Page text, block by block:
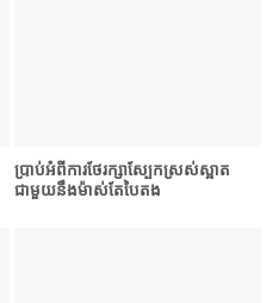
ប្រាប់​អំពីការថែរក្សាស្បែកស្រស់ស្អាត
ជាមួយនឹងម៉ាស់តែបៃតង